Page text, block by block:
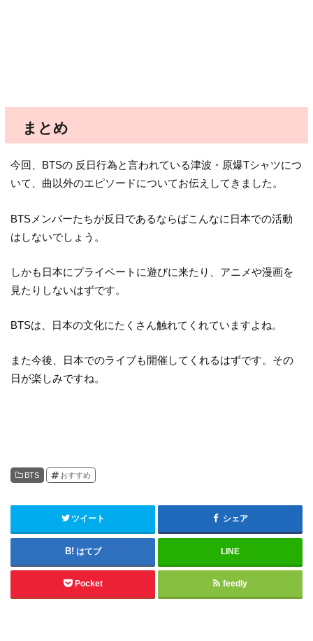
まとめ
今回、BTSの 反日行為と言われている津波・原爆Tシャツにつ
いて、曲以外のエピソードについてお伝えしてきました。
BTSメンバーたちが反日であるならばこんなに日本での活動
はしないでしょう。
しかも日本にプライベートに遊びに来たり、アニメや漫画を
見たりしないはずです。
BTSは、日本の文化にたくさん触れてくれていますよね。
また今後、日本でのライブも開催してくれるはずです。その
日が楽しみですね。
BTS おすすめ
ツイート シェア
はてブ LINE
Pocket feedly